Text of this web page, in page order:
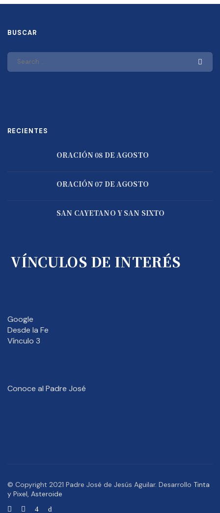
BUSCAR
RECIENTES
ORACIÓN 08 DE AGOSTO
ORACIÓN 07 DE AGOSTO
SAN CAYETANO Y SAN SIXTO
VÍNCULOS DE INTERÉS
Google
Desde la Fe
Vínculo 3
Conoce al Padre José
© Copyright 2021 Padre José de Jesús Aguilar. Desarrollo Tinta
y Pixel, Asteroide